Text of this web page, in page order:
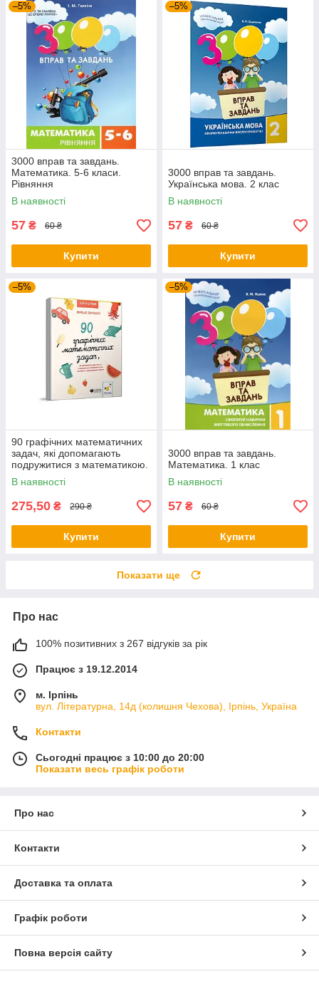
–5%
3000 вправ та завдань.
Математика. 5-6 класи.
Рівняння
В наявності
57 ₴ 60 ₴
Купити
–5%
3000 вправ та завдань.
Українська мова. 2 клас
В наявності
57 ₴ 60 ₴
Купити
–5%
90 графічних математичних
задач, які допомагають
подружитися з математикою.
Автор Камілло Бортолато
В наявності
275,50 ₴ 290 ₴
Купити
–5%
3000 вправ та завдань.
Математика. 1 клас
В наявності
57 ₴ 60 ₴
Купити
Показати ще
Про нас
100% позитивних з 267 відгуків за рік
Працює з 19.12.2014
м. Ірпінь
вул. Літературна, 14д (колишня Чехова), Ірпінь, Україна
Контакти
Сьогодні працює з 10:00 до 20:00
Показати весь графік роботи
Про нас
Контакти
Доставка та оплата
Графік роботи
Повна версія сайту